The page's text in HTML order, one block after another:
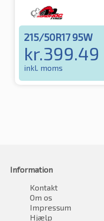
215/50R17 95W
kr.399.49
inkl. moms
Information
Kontakt
Om os
Impressum
Hjælp